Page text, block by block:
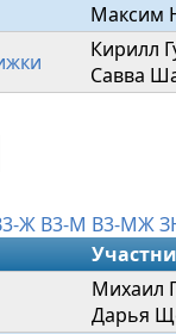
Максим
Кирилл
Савва
Ж В3-М В3-МЖ
Михaил
Дарья